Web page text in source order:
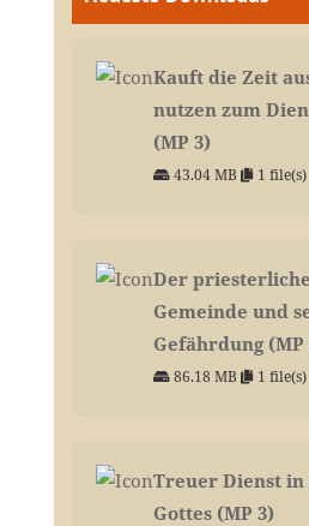
Kauft die Zeit
nutzen zum
(MP 3)
43.04 MB 1 file(s)
Der
Gemeinde und
Gefährdung (MP
86.18 MB 1 file(s)
Treuer Dienst in
Gottes (MP 3)